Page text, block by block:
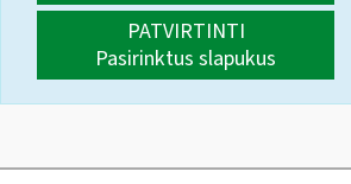
PATVIRTINTI
Pasirinktus slapukus